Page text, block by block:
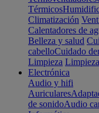
Térmicos
Climatización
Calentadores de
Belleza y salud
cabelloCuidado
Limpieza
Electrónica
Audio y hifi
Auriculares
de sonidoAudio